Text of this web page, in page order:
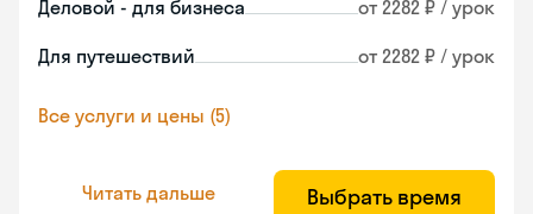
Деловой - для бизнеса от 2282 ₽ / урок
Для путешествий от 2282 ₽ / урок
Все услуги и цены (5)
Читать дальше Выбрать время